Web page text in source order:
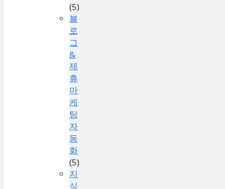
(5)
블
로
그
&
제
휴
마
케
팅
자
동
화
(5)
지
식